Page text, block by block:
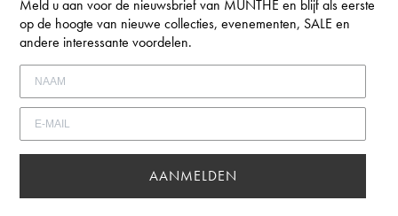
Meld u aan voor de nieuwsbrief van MUNTHE en blijf als eerste
op de hoogte van nieuwe collecties, evenementen, SALE en
andere interessante voordelen.
AANMELDEN